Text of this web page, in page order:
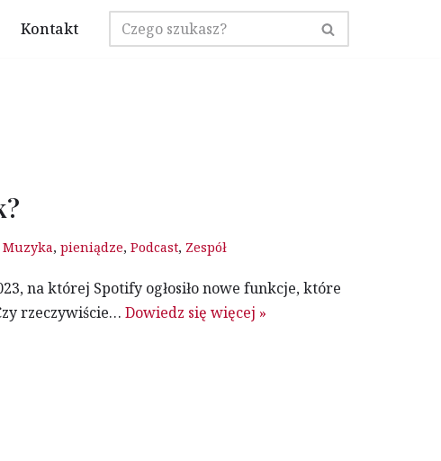
Kontakt
Muzyka, pieniądze, Podcast, Zespół
na której Spotify ogłosiło nowe funkcje, które
rzeczywiście… Dowiedz się więcej »